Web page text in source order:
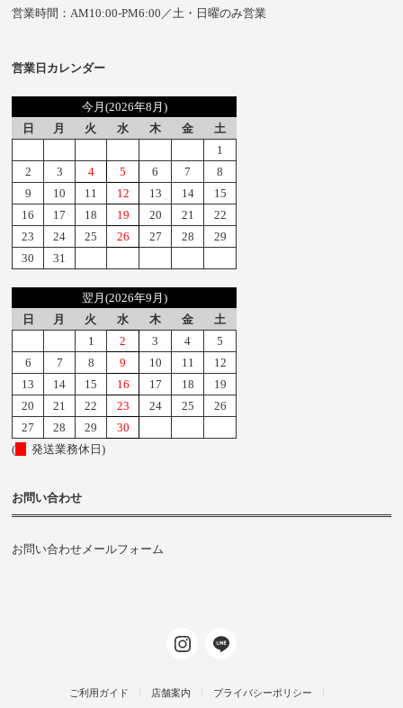
営業時間：AM10:00-PM6:00／土・日曜のみ営業
営業日カレンダー
今月(2026年8月)
日
月 火 水 木 金
土
1
2
3 4 5 6 7
8
9
10 11 12 13 14
15
16
17 18 19 20 21
22
23
24 25 26 27 28
29
30
31
翌月(2026年9月)
日
月 火 水 木 金
土
1
2 3 4
5
6
7 8 9 10 11
12
13
14 15 16 17 18
19
20
21 22 23 24 25
26
27
28 29
30
(
発送業務休日)
お問い合わせ
お問い合わせメールフォーム
ご利用ガイド 店舗案内 プライバシーポリシー